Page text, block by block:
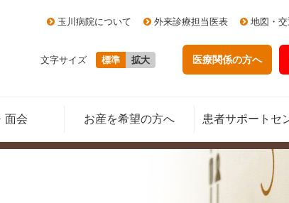
玉川病院について 外来診療担当医表 地図・交
文字サイズ 標準 拡大 医療関係の方へ
面会 お産を希望の方へ 患者サポートセ